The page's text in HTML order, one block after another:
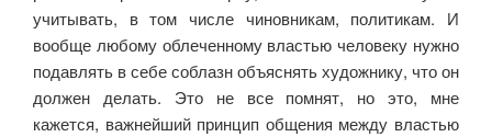
учитывать, в том числе чиновникам, политикам. И
вообще любому облеченному властью человеку нужно
подавлять в себе соблазн объяснять художнику, что он
должен делать. Это не все помнят, но это, мне
кажется, важнейший принцип общения между властью